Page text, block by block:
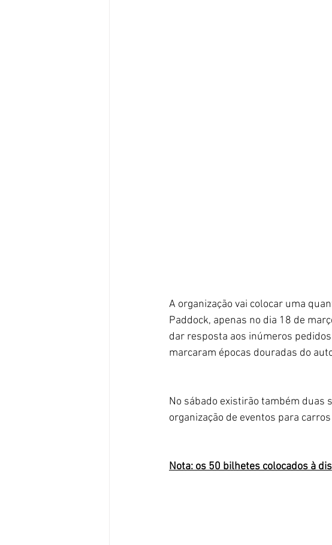
A organização vai colocar uma
Paddock, apenas no dia 18 de
dar resposta aos inúmeros
marcaram épocas douradas do
No sábado existirão também duas
organização de eventos para
Nota: os 50 bilhetes colocados à